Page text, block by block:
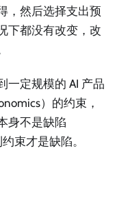
，然后选择支出预
下都没有改变，改
一定规模的 AI 产品
）的约束，
身不是缺陷
束才是缺陷。